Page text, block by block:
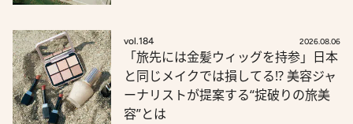
vol.184 2026.08.06
「旅先には金髪ウィッグを持参」日本
と同じメイクでは損してる!? 美容ジャ
ーナリストが提案する“掟破りの旅美
容”とは